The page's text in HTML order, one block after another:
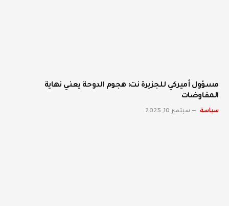
مسؤول أميركي للجزيرة نت: هجوم الدوحة يعني نهاية
المفاوضات
سياسة سبتمبر 10, 2025